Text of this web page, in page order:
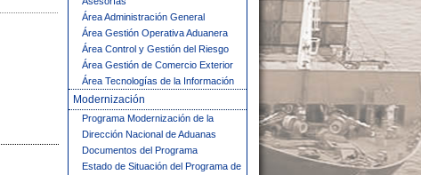
Área Administración General
Área Gestión Operativa Aduanera
Área Control y Gestión del Riesgo
Área Gestión de Comercio Exterior
Área Tecnologías de la Información
Modernización
Programa Modernización de la
Dirección Nacional de Aduanas
Documentos del Programa
Estado de Situación del Programa de